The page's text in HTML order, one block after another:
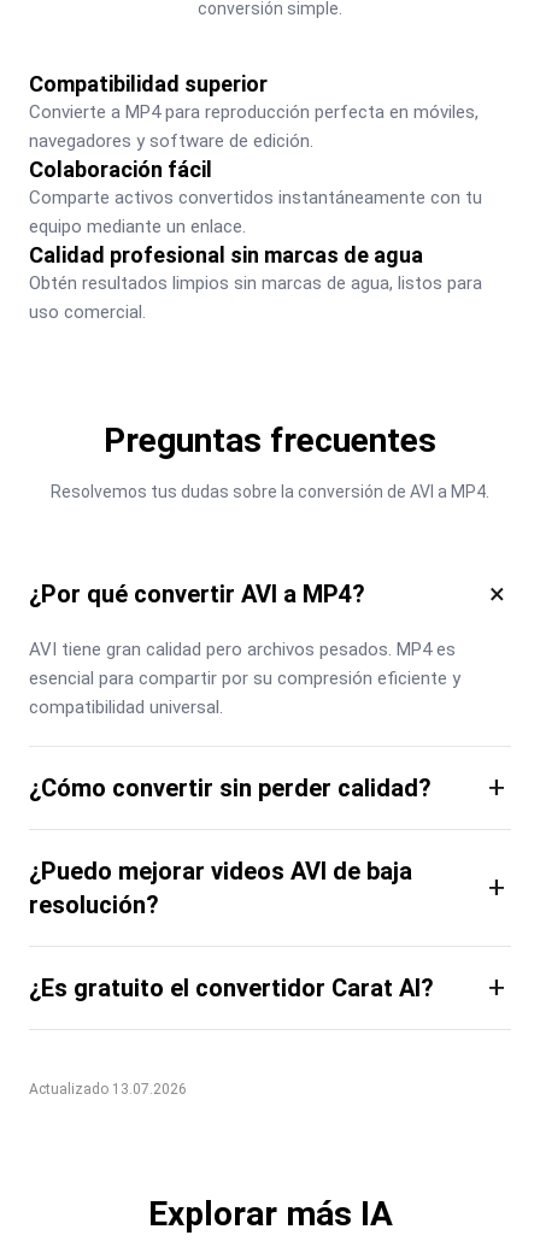
conversión simple.
Compatibilidad superior
Convierte a MP4 para reproducción perfecta en móviles,
navegadores y software de edición.
Colaboración fácil
Comparte activos convertidos instantáneamente con tu
equipo mediante un enlace.
Calidad profesional sin marcas de agua
Obtén resultados limpios sin marcas de agua, listos para
uso comercial.
Preguntas frecuentes
Resolvemos tus dudas sobre la conversión de AVI a MP4.
¿Por qué convertir AVI a MP4? ×
AVI tiene gran calidad pero archivos pesados. MP4 es
esencial para compartir por su compresión eficiente y
compatibilidad universal.
¿Cómo convertir sin perder calidad? +
¿Puedo mejorar videos AVI de baja
resolución?
+
¿Es gratuito el convertidor Carat AI? +
Actualizado 13.07.2026
Explorar más IA